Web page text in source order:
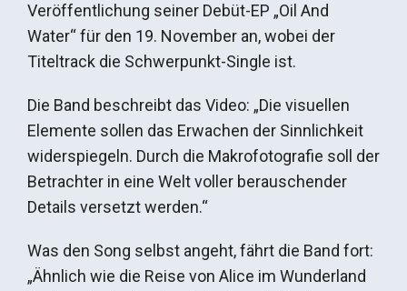
Veröffentlichung seiner Debüt-EP „Oil And
Water“ für den 19. November an, wobei der
Titeltrack die Schwerpunkt-Single ist.
Die Band beschreibt das Video: „Die visuellen
Elemente sollen das Erwachen der Sinnlichkeit
widerspiegeln. Durch die Makrofotografie soll der
Betrachter in eine Welt voller berauschender
Details versetzt werden.“
Was den Song selbst angeht, fährt die Band fort:
„Ähnlich wie die Reise von Alice im Wunderland